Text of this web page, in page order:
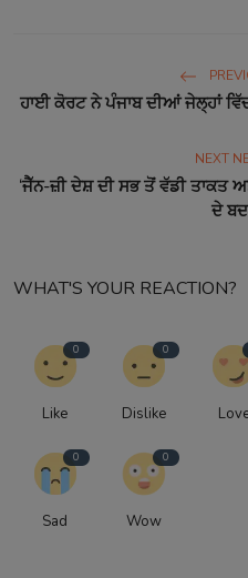
ਹਾਈ ਕੋਰਟ ਨੇ ਪੰਜਾਬ ਦੀਆਂ ਜੇਲ੍ਹਾਂ
NEXT
‘ਜੈੱਨ-ਜ਼ੀ ਦੇਸ਼ ਦੀ ਸਭ ਤੋਂ ਵੱਡੀ ਤਾਕਤ
ਦੇ
WHAT'S YOUR REACTION?
0
Like
0
Dislike
0
Sad
0
Wow